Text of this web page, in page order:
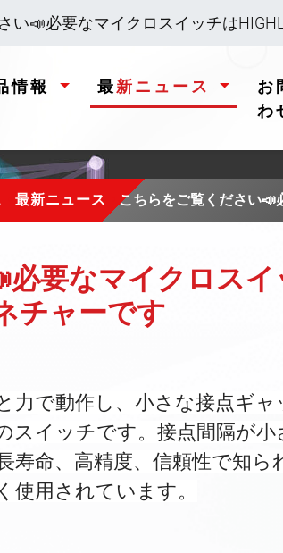
い📣必要なマイクロスイッチは
品情報 最新ニュース
お問い合
わ
最新ニュース こちらをご覧ください📣
要なマイクロスイ
チャーです
力で動作し、小さな接点ギャ
スイッチです。接点間隔が小
命、高精度、信頼性で知ら
用されています。